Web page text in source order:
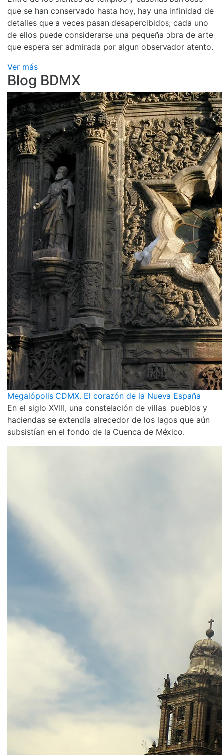
que se han conservado hasta hoy, hay una infinidad de
detalles que a veces pasan desapercibidos; cada uno
de ellos puede considerarse una pequeña obra de arte
que espera ser admirada por algun observador atento.
Ver más
Blog BDMX
Megalópolis CDMX. El corazón de la Nueva España
En el siglo XVIII, una constelación de villas, pueblos y
haciendas se extendía alrededor de los lagos que aún
subsistían en el fondo de la Cuenca de México.